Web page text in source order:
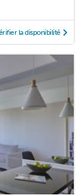
la disponibilité